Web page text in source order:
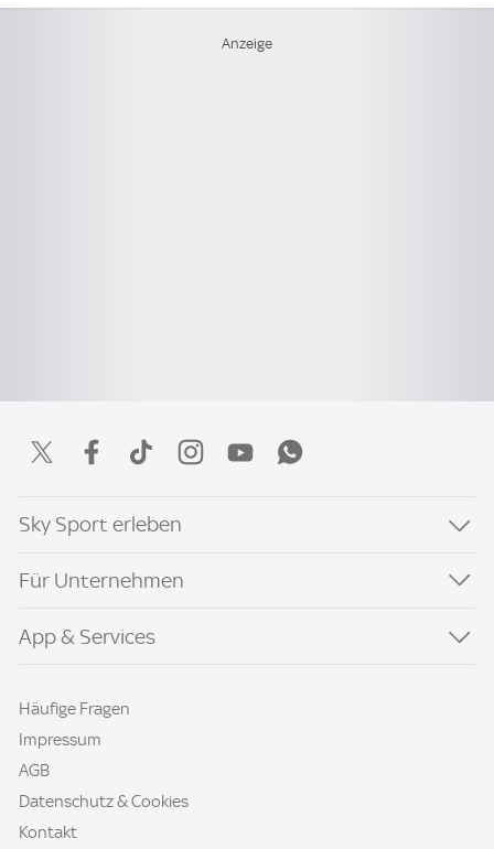
Sky Sport erleben
Für Unternehmen
App & Services
Häufige Fragen
Impressum
AGB
Datenschutz & Cookies
Kontakt